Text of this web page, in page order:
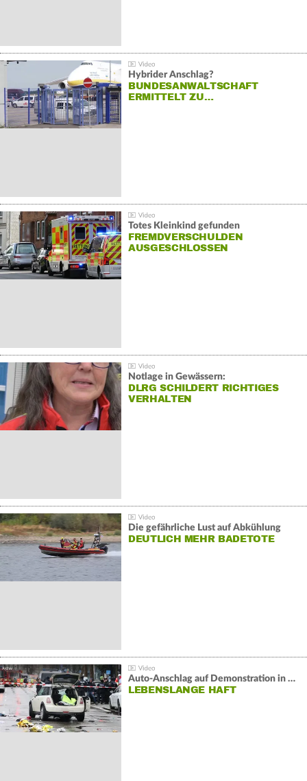
Hybrider Anschlag?
BUNDESANWALTSCHAFT
ERMITTELT ZU…
Totes Kleinkind gefunden
FREMDVERSCHULDEN
AUSGESCHLOSSEN
Notlage in Gewässern:
DLRG SCHILDERT RICHTIGES
VERHALTEN
Die gefährliche Lust auf Abkühlung
DEUTLICH MEHR BADETOTE
Auto-Anschlag auf Demonstration in München:
LEBENSLANGE HAFT